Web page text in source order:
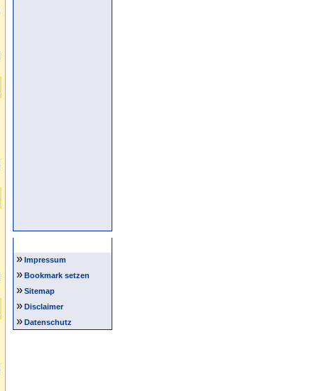
»Impressum
»Bookmark setzen
»Sitemap
»Disclaimer
»Datenschutz